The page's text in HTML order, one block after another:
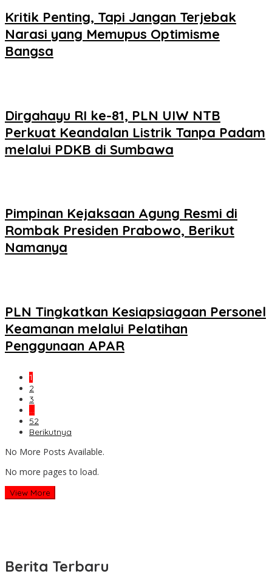
Kritik Penting, Tapi Jangan Terjebak
Narasi yang Memupus Optimisme
Bangsa
Dirgahayu RI ke-81, PLN UIW NTB
Perkuat Keandalan Listrik Tanpa Padam
melalui PDKB di Sumbawa
Pimpinan Kejaksaan Agung Resmi di
Rombak Presiden Prabowo, Berikut
Namanya
PLN Tingkatkan Kesiapsiagaan Personel
Keamanan melalui Pelatihan
Penggunaan APAR
1
2
3
…
52
Berikutnya
No More Posts Available.
No more pages to load.
View More
Berita Terbaru